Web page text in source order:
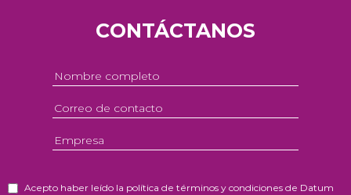
CONTÁCTANOS
Acepto haber leído la política de términos y condiciones de Datum